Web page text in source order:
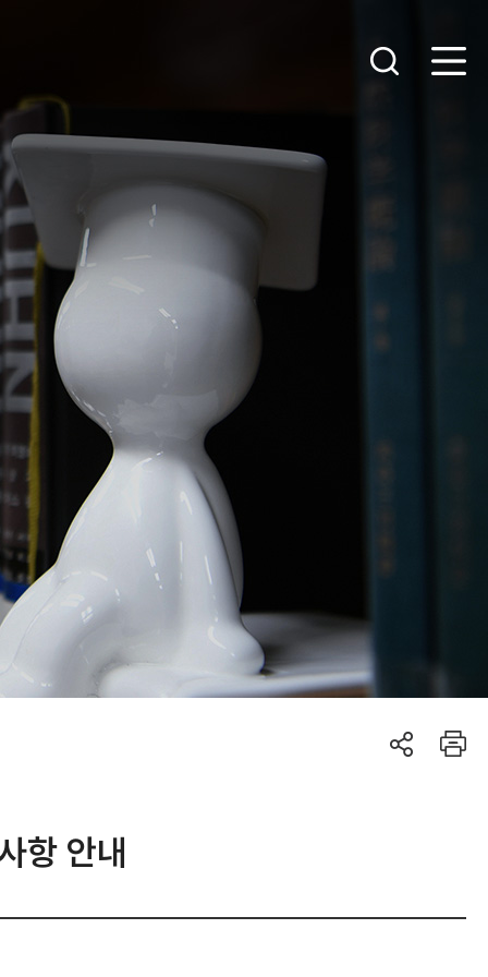
항 안내